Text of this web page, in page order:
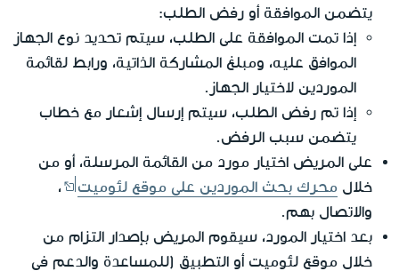
يتضمن الموافقة أو رفض الطلب:
إذا تمت الموافقة على الطلب، سيتم تحديد نوع الجهاز
الموافق عليه، ومبلغ المشاركة الذاتية، ورابط لقائمة
الموردين لاختيار الجهاز.
إذا تم رفض الطلب، سيتم إرسال إشعار مع خطاب
يتضمن سبب الرفض.
على المريض اختيار مورد من القائمة المرسلة، أو من
خلال محرك بحث الموردين على موقع لئوميت
،
والاتصال بهم.
بعد اختيار المورد، سيقوم المريض بإصدار التزام من
خلال موقع لئوميت أو التطبيق (للمساعدة والدعم في